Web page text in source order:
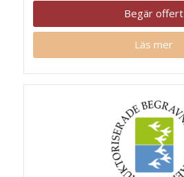
Begär offert
Läs mer